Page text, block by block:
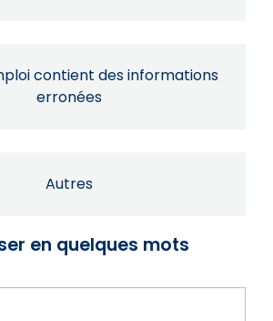
contient des informations
erronées
Autres
en quelques mots